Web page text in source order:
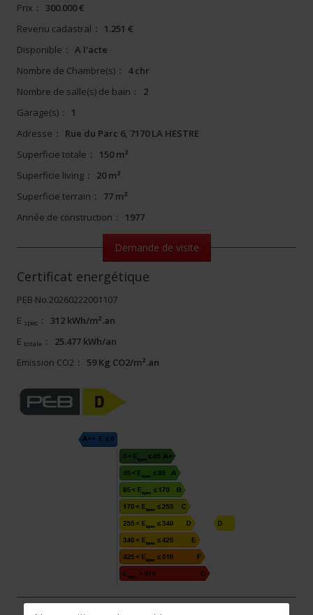
Prix :
300.000 €
Revenu cadastral :
1.251 €
Disponible :
A l'acte
Nombre de Chambre(s) :
4 chr
Nombre de salle(s) de bain :
2
Garage(s) :
1
Adresse :
Rue du Parc 6, 7170 LA HESTRE
Superficie totale :
150 m²
Superficie living :
20 m²
Superficie terrain :
77 m²
Année de construction : 1977
Demande de visite
Certificat energétique
PEB No.20260222001107
E spec :
312 kWh/m².an
E totale :
25.477 kWh/an
Emission CO2 : 59 Kg CO2/m².an